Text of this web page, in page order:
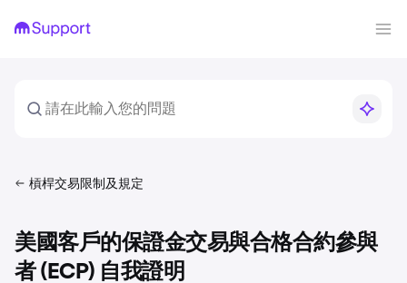
槓桿交易限制及規定
美國客戶的保證金交易與合格合約參與
者 (ECP) 自我證明